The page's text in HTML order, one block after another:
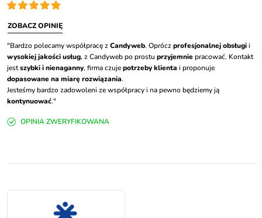
ZOBACZ OPINIĘ
"Bardzo polecamy współpracę zCandyweb. Opróczprofesjonalnej obsługii
wysokiej jakości usług, z Candyweb po prostu przyjemniepracować. Kontakt
jestszybki i nienaganny, firma czujepotrzeby klienta i proponuje
dopasowane na miarę rozwiązania.
Jesteśmy bardzo zadowoleni ze współpracy i na pewno będziemy ją
kontynuować."
OPINIA ZWERYFIKOWANA